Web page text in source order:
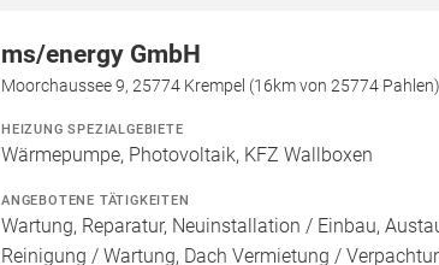
ms/energy GmbH
Moorchaussee 9, 25774 Krempel (16km von 25774 Pahlen)
HEIZUNG SPEZIALGEBIETE
Wärmepumpe, Photovoltaik, KFZ Wallboxen
ANGEBOTENE TÄTIGKEITEN
Wartung, Reparatur, Neuinstallation / Einbau,
Reinigung / Wartung, Dach Vermietung /